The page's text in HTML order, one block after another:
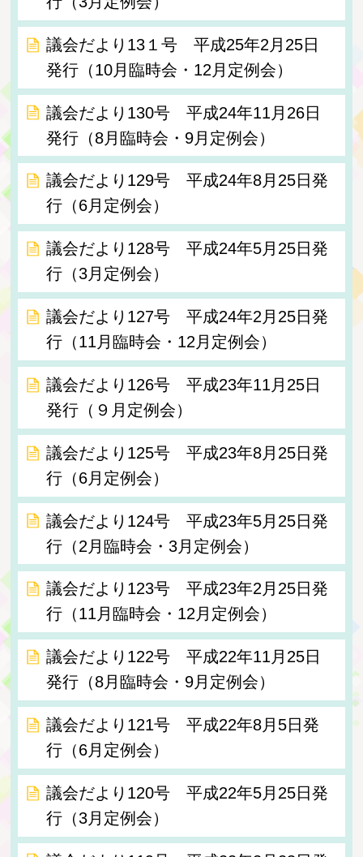
議会だより13１号 平成25年2月25日
発行（10月臨時会・12月定例会）
議会だより130号 平成24年11月26日
発行（8月臨時会・9月定例会）
議会だより129号 平成24年8月25日発
行（6月定例会）
議会だより128号 平成24年5月25日発
行（3月定例会）
議会だより127号 平成24年2月25日発
行（11月臨時会・12月定例会）
議会だより126号 平成23年11月25日
発行（９月定例会）
議会だより125号 平成23年8月25日発
行（6月定例会）
議会だより124号 平成23年5月25日発
行（2月臨時会・3月定例会）
議会だより123号 平成23年2月25日発
行（11月臨時会・12月定例会）
議会だより122号 平成22年11月25日
発行（8月臨時会・9月定例会）
議会だより121号 平成22年8月5日発
行（6月定例会）
議会だより120号 平成22年5月25日発
行（3月定例会）